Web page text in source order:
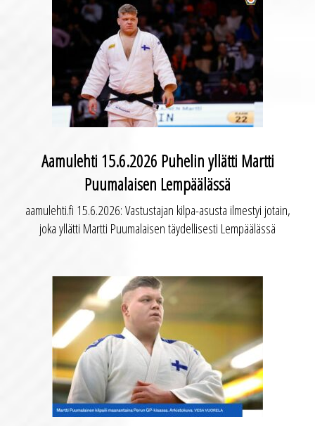
Aamulehti 15.6.2026 Puhelin yllätti Martti
Puumalaisen Lempäälässä
aamulehti.fi 15.6.2026: Vastustajan kilpa-asusta ilmestyi jotain,
joka yllätti Martti Puumalaisen täydellisesti Lempäälässä